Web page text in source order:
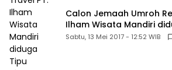
Calon Jemaah Umroh
Ilham Wisata Mandiri
Ratusan Juta
Sabtu, 13 Mei 2017 - 12:52 WIB